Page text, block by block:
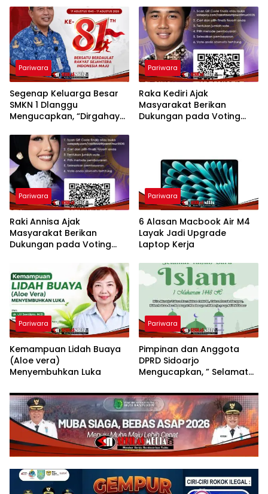
Pariwara
Segenap Keluarga Besar
SMKN 1 Dlanggu
Mengucapkan, “Dirgahayu
Tahun”
Pariwara
Raka Kediri Ajak
Masyarakat Berikan
Dukungan pada Voting
Pariwara
Raki Annisa Ajak
Masyarakat Berikan
Dukungan pada Voting
Pariwara
6 Alasan Macbook Air M4
Layak Jadi Upgrade
Laptop Kerja
Pariwara
Kemampuan Lidah Buaya
(Aloe vera)
Menyembuhkan Luka
Pariwara
Pimpinan dan Anggota
DPRD Sidoarjo
Mengucapkan, ” Selamat
Muharram 1448 H”